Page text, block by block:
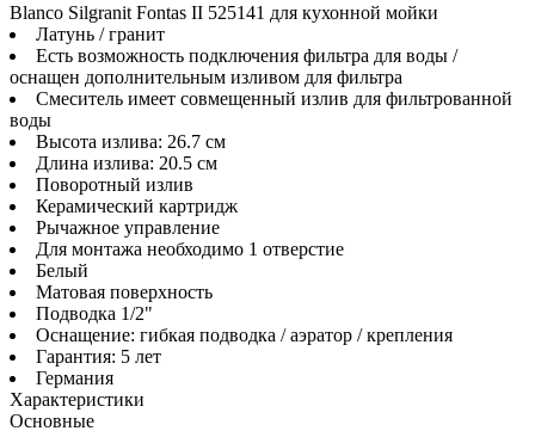
Blanco Silgranit Fontas II 525141 для кухонной мойки
Латунь / гранит
Есть возможность подключения фильтра для воды /
оснащен дополнительным изливом для фильтра
Смеситель имеет совмещенный излив для фильтрованной
воды
Высота излива: 26.7 см
Длина излива: 20.5 см
Поворотный излив
Керамический картридж
Рычажное управление
Для монтажа необходимо 1 отверстие
Белый
Матовая поверхность
Подводка 1/2"
Оснащение: гибкая подводка / аэратор / крепления
Гарантия: 5 лет
Германия
Характеристики
Основные